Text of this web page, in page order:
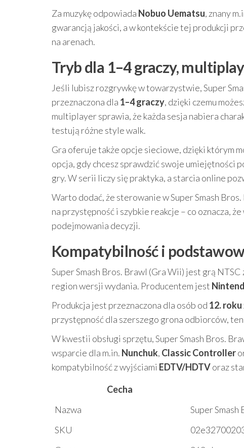
Za muzykę odpowiada Nobuo Uematsu, znany
gwarancją jakości, a w kontekście tej produkcji
na arenach.
Tryb dla 1–4 graczy,
Jeśli lubisz rozgrywkę w towarzystwie, Super
przeznaczona dla 1–4 graczy, dzięki czemu
multiplayer sprawia, że każda sesja nabiera
testują różne style walk.
Gra oferuje także opcje sieciowe, dzięki którym
opcja, gdy chcesz sprawdzić swoje umiejętności
gry. W serii liczy się praktyka, a starcia online
Warto dodać, że sterowanie w Super Smash
na przystępność i szybkie reakcje – co oznacza,
podejmowania decyzji.
Kompatybilność i
Super Smash Bros. Brawl (Gra Wii) jest grą
region wersji wydania. Producentem jest
Produkcja jest przeznaczona dla osób od 12. roku
przystępność dla szerszego grona odbiorców,
W kwestii obsługi sprzętu, Super Smash Bros.
wsparcie dla m.in. Nunchuk, Classic Controller
kompatybilność z wyjściami EDTV/HDTVoraz
Cecha
Nazwa
Super
SKU